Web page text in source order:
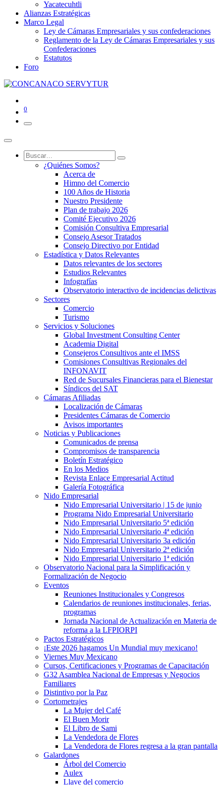
Yacatecuhtli
Alianzas Estratégicas
Marco Legal
Ley de Cámaras Empresariales y sus confederaciones
Reglamento de la Ley de Cámaras Empresariales y sus
Confederaciones
Estatutos
Foro
0
¿Quiénes Somos?
Acerca de
Himno del Comercio
100 Años de Historia
Nuestro Presidente
Plan de trabajo 2026
Comité Ejecutivo 2026
Comisión Consultiva Empresarial
Consejo Asesor Tratados
Consejo Directivo por Entidad
Estadística y Datos Relevantes
Datos relevantes de los sectores
Estudios Relevantes
Infografías
Observatorio interactivo de incidencias delictivas
Sectores
Comercio
Turismo
Servicios y Soluciones
Global Investment Consulting Center
Academia Digital
Consejeros Consultivos ante el IMSS
Comisiones Consultivas Regionales del
INFONAVIT
Red de Sucursales Financieras para el Bienestar
Síndicos del SAT
Cámaras Afiliadas
Localización de Cámaras
Presidentes Cámaras de Comercio
Avisos importantes
Noticias y Publicaciones
Comunicados de prensa
Compromisos de transparencia
Boletín Estratégico
En los Medios
Revista Enlace Empresarial Actitud
Galería Fotográfica
Nido Empresarial
Nido Empresarial Universitario | 15 de junio
Programa Nido Empresarial Universitario
Nido Empresarial Universitario 5ª edición
Nido Empresarial Universitario 4ª edición
Nido Empresarial Universitario 3a edición
Nido Empresarial Universitario 2ª edición
Nido Empresarial Universitario 1ª edición
Observatorio Nacional para la Simplificación y
Formalización de Negocio
Eventos
Reuniones Institucionales y Congresos
Calendarios de reuniones institucionales, ferias,
programas
Jornada Nacional de Actualización en Materia de
reforma a la LFPIORPI
Pactos Estratégicos
¡Este 2026 hagamos Un Mundial muy mexicano!
Viernes Muy Mexicano
Cursos, Certificaciones y Programas de Capacitación
G32 Asamblea Nacional de Empresas y Negocios
Familiares
Distintivo por la Paz
Cortometrajes
La Mujer del Café
El Buen Morir
El Libro de Sami
La Vendedora de Flores
La Vendedora de Flores regresa a la gran pantalla
Galardones
Árbol del Comercio
Aulex
Llave del comercio